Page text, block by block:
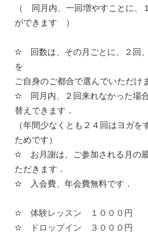
（ 同月内、一回増やすことに、
ができます ）
✫ 回数は、その月ごとに、２回
を
ご自身のご都合で選んでいただけ
✫ 同月内、２回来れなかった場
替えできます．
（年間少なくとも２４回はヨガ
ためです）
✫ お月謝は、ご参加される月の
ただきます．
✫ 入会費、年会費無料です．
✫ 体験レッスン １０００円
✫ ドロップイン ３０００円